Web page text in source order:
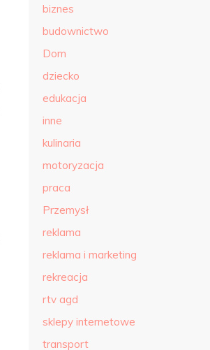
biznes
budownictwo
Dom
dziecko
edukacja
inne
kulinaria
motoryzacja
praca
Przemysł
reklama
reklama i marketing
rekreacja
rtv agd
sklepy internetowe
transport